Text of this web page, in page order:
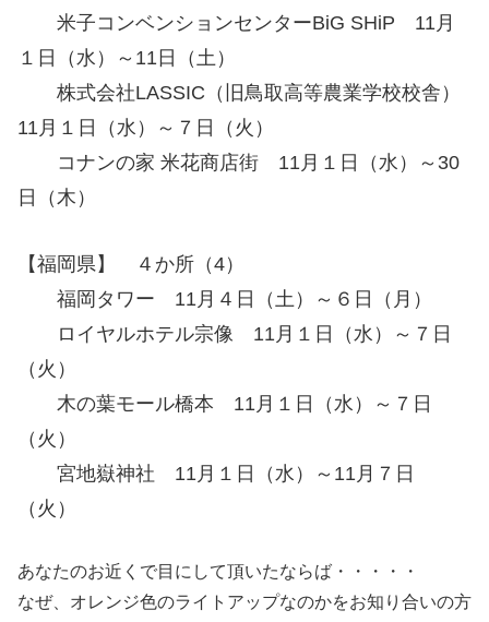
米子コンベンションセンターBiG SHiP 11月
１日（水）～11日（土）
株式会社LASSIC（旧鳥取高等農業学校校舎）
11月１日（水）～７日（火）
コナンの家 米花商店街 11月１日（水）～30
日（木）
【福岡県】 ４か所（4）
福岡タワー 11月４日（土）～６日（月）
ロイヤルホテル宗像 11月１日（水）～７日
（火）
木の葉モール橋本 11月１日（水）～７日
（火）
宮地嶽神社 11月１日（水）～11月７日
（火）
あなたのお近くで目にして頂いたならば・・・・・
なぜ、オレンジ色のライトアップなのかをお知り合いの方